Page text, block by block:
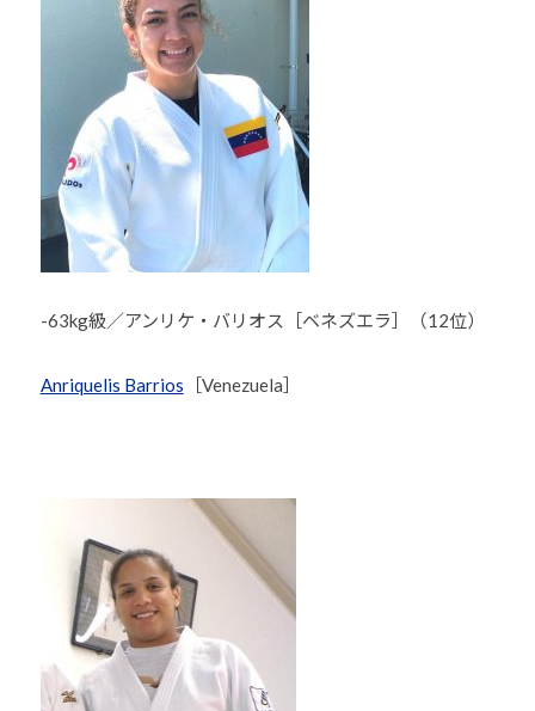
-63kg級／アンリケ・バリオス［ベネズエラ］（12位）
Anriquelis Barrios ［Venezuela］